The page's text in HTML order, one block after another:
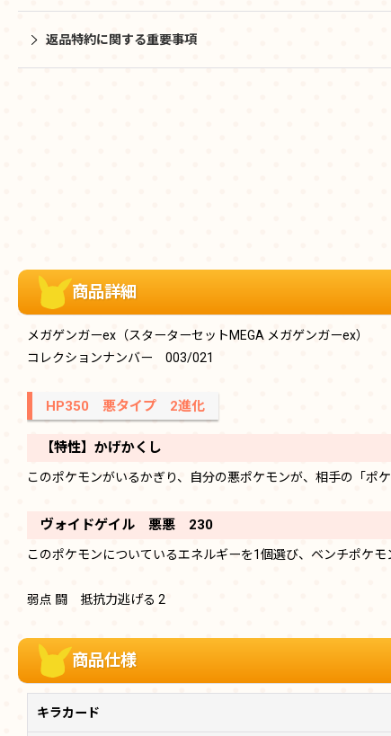
返品特約に関する重要事項
商品詳細
メガゲンガーex（スターターセットMEGA メガゲンガーex）
コレクションナンバー 003/021
HP350 悪タイプ 2進化
【特性】かげかくし
このポケモンがいるかぎり、自分の悪ポケモンが、相手の「ポ
ヴォイドゲイル 悪悪 230
このポケモンについているエネルギーを1個選び、ベンチポケモ
弱点 闘 抵抗力逃げる 2
商品仕様
キラカード